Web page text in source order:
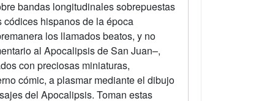
bandas longitudinales sobrepuestas
hispanos de la época
los llamados beatos, y no
al Apocalipsis de San Juan–,
con preciosas miniaturas,
cómic, a plasmar mediante el dibujo
del Apocalipsis. Toman estas